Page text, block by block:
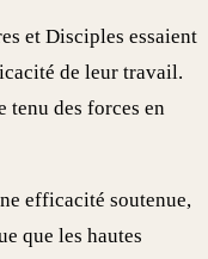
et Disciples essaient
de leur travail.
tenu des forces en
efficacité soutenue,
que les hautes